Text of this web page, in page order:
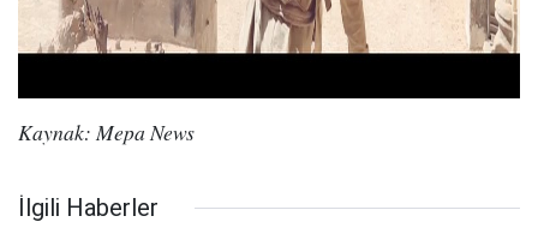
Kaynak: Mepa News
İlgili Haberler